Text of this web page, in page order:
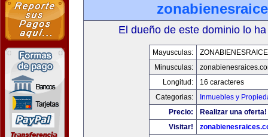
El dueño de este dominio lo
Mayusculas:
Minusculas:
Longitud:
16 caracteres
Categorias:
Inmuebles y
Precio:
Realizar una oferta!
Visitar!